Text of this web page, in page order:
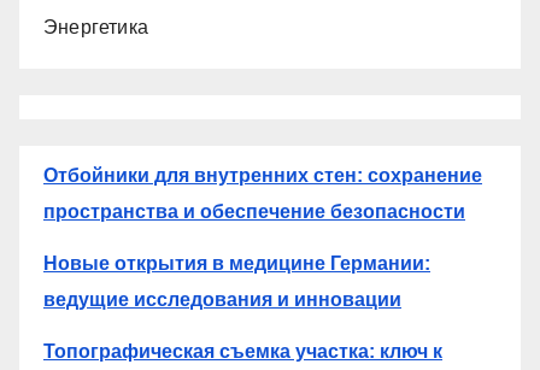
Энергетика
Отбойники для внутренних стен: сохранение
пространства и обеспечение безопасности
Новые открытия в медицине Германии:
ведущие исследования и инновации
Топографическая съемка участка: ключ к